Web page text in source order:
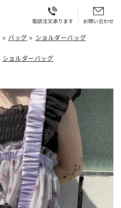
バッグ
ショルダーバッグ
ショルダーバッグ